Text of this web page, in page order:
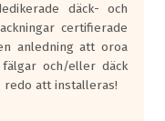
däck- och
certifierade
anledning att oroa
och/eller däck
att installeras!